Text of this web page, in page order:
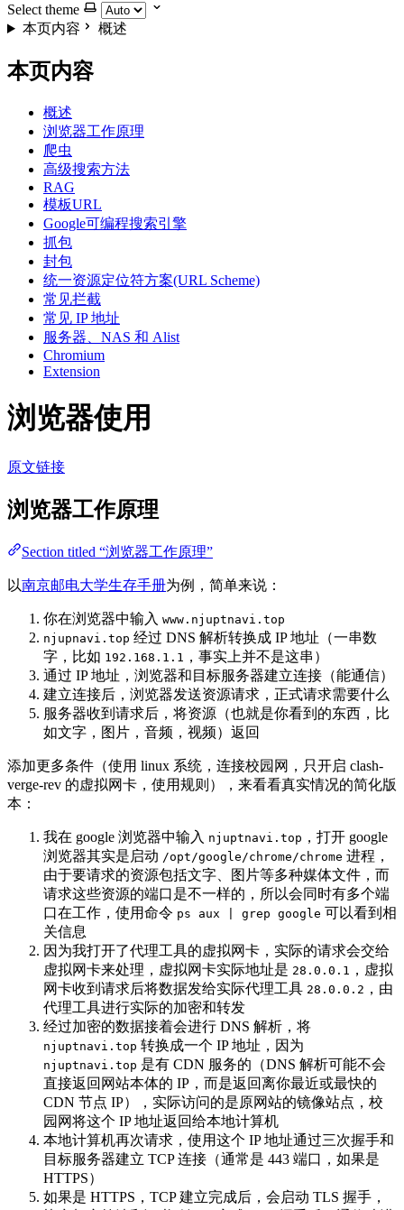
Select theme
本页内容
概述
本页内容
概述
浏览器工作原理
爬虫
高级搜索方法
RAG
模板URL
Google可编程搜索引擎
抓包
封包
统一资源定位符方案(URL Scheme)
常见拦截
常见 IP 地址
服务器、NAS 和 Alist
Chromium
Extension
浏览器使用
原文链接
浏览器工作原理
Section titled “浏览器工作原理”
以南京邮电大学生存手册为例，简单来说：
你在浏览器中输入 www.njuptnavi.top
njupnavi.top 经过 DNS 解析转换成 IP 地址（一串数
字，比如 192.168.1.1
，事实上并不是这串）
通过 IP 地址，浏览器和目标服务器建立连接（能通信）
建立连接后，浏览器发送资源请求，正式请求需要什么
服务器收到请求后，将资源（也就是你看到的东西，比
如文字，图片，音频，视频）返回
添加更多条件（使用 linux 系统，连接校园网，只开启 clash-
verge-rev 的虚拟网卡，使用规则），来看看真实情况的简化版
本：
我在 google 浏览器中输入 njuptnavi.top ，打开 google
浏览器其实是启动 /opt/google/chrome/chrome 进程，
由于要请求的资源包括文字、图片等多种媒体文件，而
请求这些资源的端口是不一样的，所以会同时有多个端
口在工作，使用命令 ps aux | grep google 可以看到相
关信息
因为我打开了代理工具的虚拟网卡，实际的请求会交给
虚拟网卡来处理，虚拟网卡实际地址是 28.0.0.1
，虚拟
网卡收到请求后将数据发给实际代理工具 28.0.0.2 ，由
代理工具进行实际的加密和转发
经过加密的数据接着会进行 DNS 解析，将
njuptnavi.top 转换成一个 IP 地址，因为
njuptnavi.top 是有 CDN 服务的（DNS 解析可能不会
直接返回网站本体的 IP，而是返回离你最近或最快的
CDN 节点 IP），实际访问的是原网站的镜像站点，校
园网将这个 IP 地址返回给本地计算机
本地计算机再次请求，使用这个 IP 地址通过三次握手和
目标服务器建立 TCP 连接（通常是 443 端口，如果是
HTTPS）
如果是 HTTPS，TCP 建立完成后，会启动 TLS 握手，